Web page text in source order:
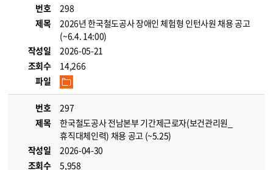
번호
298
제목
2026년 한국철도공사 장애인 체험형 인턴사원 채용 공고
(~6.4. 14:00)
작성일
2026-05-21
조회수
14,266
파일
번호
297
제목
한국철도공사 전남본부 기간제근로자(보건관리원_
휴직대체인력) 채용 공고 (~5.25)
작성일
2026-04-30
조회수
5,958